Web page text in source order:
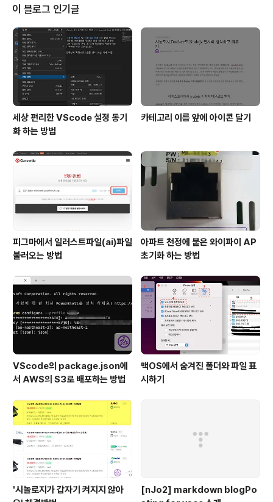
이 블로그 인기글
세상 편리한 VScode 설정 동기
화 하는 방법
카테고리 이름 앞에 아이콘 달기
피그마에서 일러스트파일(ai)파일
불러오는 방법
아파트 천정에 붙은 와이파이 AP
초기화 하는 방법
VScode의 package.json에
서 AWS의 S3로 배포하는 방법
맥OS에서 숨겨진 폴더와 파일 표
시하기
'시놀로지가 갑자기 켜지지 않아
[nJo2] markdown blogPo